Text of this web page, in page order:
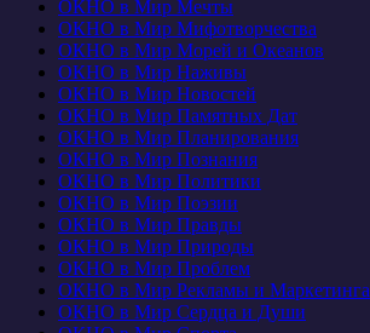
ОКНО в Мир Мечты
ОКНО в Мир Мифотворчества
ОКНО в Мир Морей и Океанов
ОКНО в Мир Наживы
ОКНО в Мир Новостей
ОКНО в Мир Памятных Дат
ОКНО в Мир Планирования
ОКНО в Мир Познания
ОКНО в Мир Политики
ОКНО в Мир Поэзии
ОКНО в Мир Правды
ОКНО в Мир Природы
ОКНО в Мир Проблем
ОКНО в Мир Рекламы и Маркетинга
ОКНО в Мир Сердца и Души